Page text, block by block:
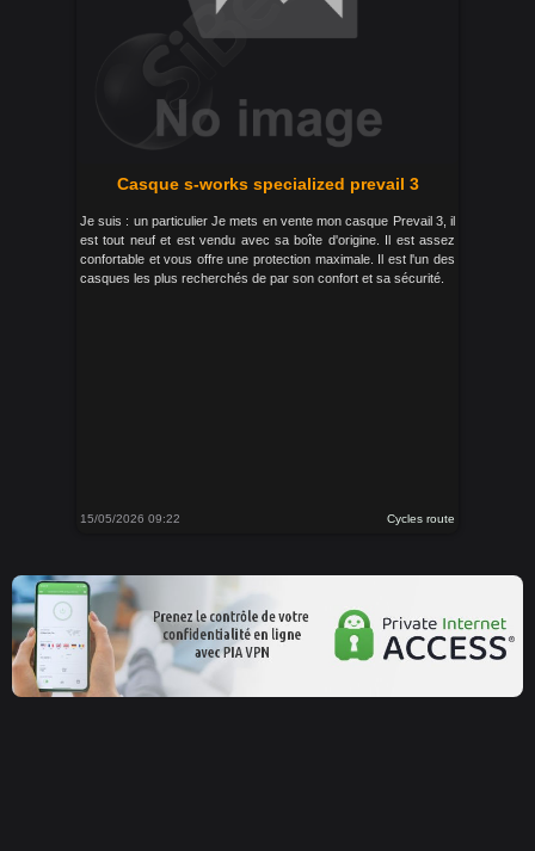
Casque s-works specialized prevail 3
Je suis : un particulier Je mets en vente mon casque Prevail 3, il
est tout neuf et est vendu avec sa boîte d'origine. Il est assez
confortable et vous offre une protection maximale. Il est l'un des
casques les plus recherchés de par son confort et sa sécurité.
15/05/2026 09:22 Cycles route